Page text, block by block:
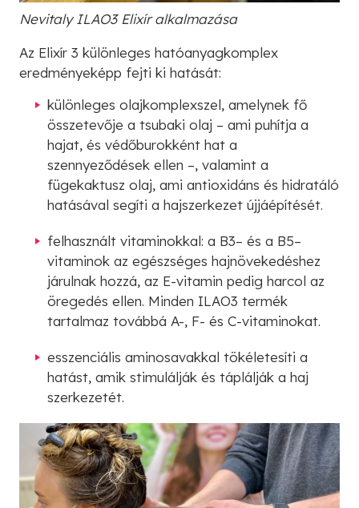
Nevitaly ILAO3 Elixír alkalmazása
Az Elixír 3 különleges hatóanyagkomplex
eredményeképp fejti ki hatását:
különleges olajkomplexszel, amelynek fő
összetevője a tsubaki olaj – ami puhítja a
hajat, és védőburokként hat a
szennyeződések ellen –, valamint a
fügekaktusz olaj, ami antioxidáns és hidratáló
hatásával segíti a hajszerkezet újjáépítését.
felhasznált vitaminokkal: a B3– és a B5–
vitaminok az egészséges hajnövekedéshez
járulnak hozzá, az E-vitamin pedig harcol az
öregedés ellen. Minden ILAO3 termék
tartalmaz továbbá A-, F- és C-vitaminokat.
esszenciális aminosavakkal tökéletesíti a
hatást, amik stimulálják és táplálják a haj
szerkezetét.